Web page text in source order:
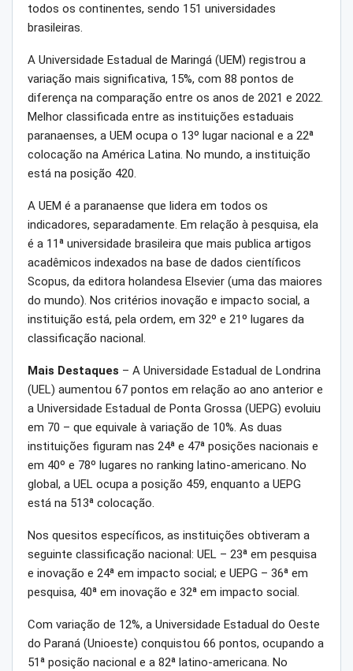
todos os continentes, sendo 151 universidades
brasileiras.
A Universidade Estadual de Maringá (UEM) registrou a
variação mais significativa, 15%, com 88 pontos de
diferença na comparação entre os anos de 2021 e 2022.
Melhor classificada entre as instituições estaduais
paranaenses, a UEM ocupa o 13º lugar nacional e a 22ª
colocação na América Latina. No mundo, a instituição
está na posição 420.
A UEM é a paranaense que lidera em todos os
indicadores, separadamente. Em relação à pesquisa, ela
é a 11ª universidade brasileira que mais publica artigos
acadêmicos indexados na base de dados científicos
Scopus, da editora holandesa Elsevier (uma das maiores
do mundo). Nos critérios inovação e impacto social, a
instituição está, pela ordem, em 32º e 21º lugares da
classificação nacional.
Mais Destaques – A Universidade Estadual de Londrina
(UEL) aumentou 67 pontos em relação ao ano anterior e
a Universidade Estadual de Ponta Grossa (UEPG) evoluiu
em 70 – que equivale à variação de 10%. As duas
instituições figuram nas 24ª e 47ª posições nacionais e
em 40º e 78º lugares no ranking latino-americano. No
global, a UEL ocupa a posição 459, enquanto a UEPG
está na 513ª colocação.
Nos quesitos específicos, as instituições obtiveram a
seguinte classificação nacional: UEL – 23ª em pesquisa
e inovação e 24ª em impacto social; e UEPG – 36ª em
pesquisa, 40ª em inovação e 32ª em impacto social.
Com variação de 12%, a Universidade Estadual do Oeste
do Paraná (Unioeste) conquistou 66 pontos, ocupando a
51ª posição nacional e a 82ª latino-americana. No